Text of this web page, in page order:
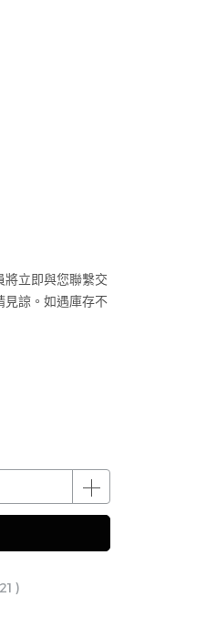
立即與您聯繫交
見諒。如遇庫存不
)